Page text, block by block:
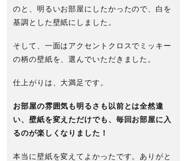
のと、明るいお部屋にしたかったので、白を
基調とした壁紙にしました。
そして、一面はアクセントクロスでミッキー
の柄の壁紙を、選んでいただきました。
仕上がりは、大満足です。
お部屋の雰囲気も明るさも以前とは全然違
い、壁紙を変えただけでも、毎回お部屋に入
るのが楽しくなりました ！
本当に壁紙を変えてよかったです。 ありがと